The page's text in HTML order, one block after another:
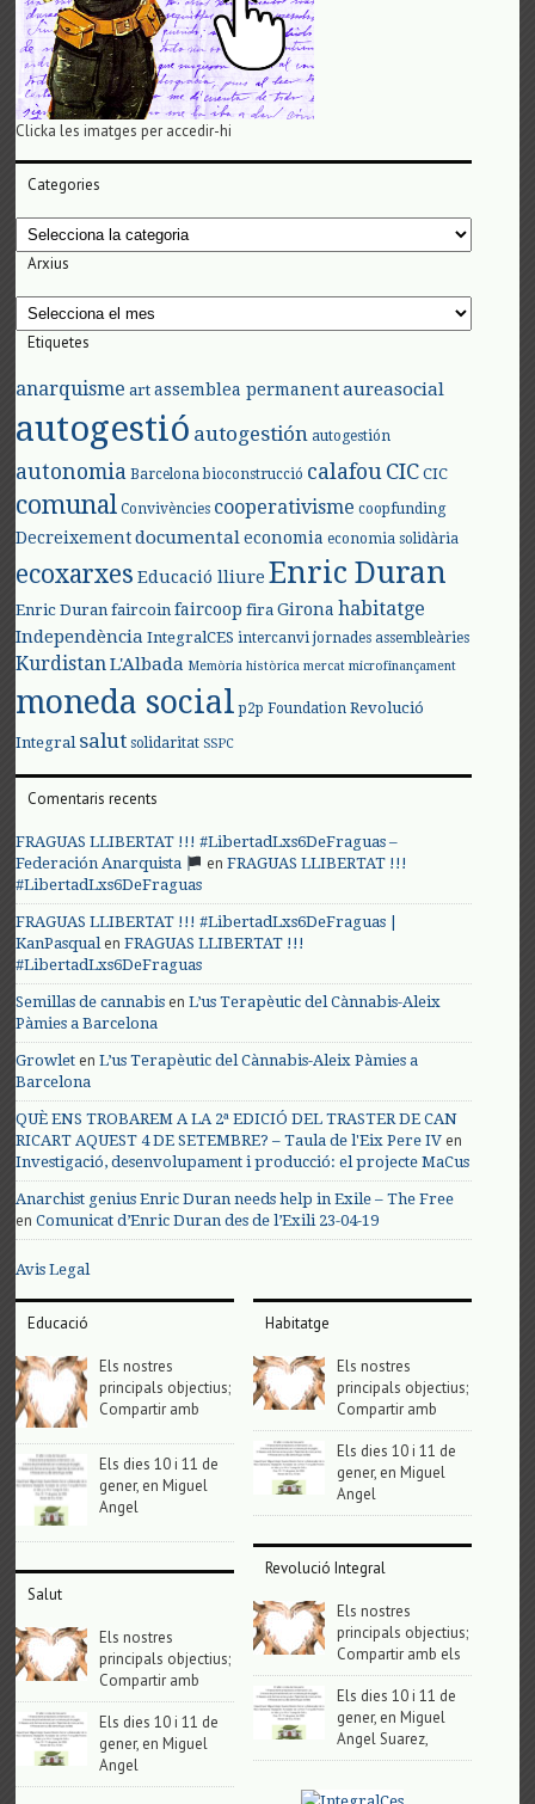
Clicka les imatges per accedir-hi
Categories
Categories
Arxius
Arxius
Etiquetes
anarquisme art assemblea permanent aureasocial
autogestió autogestión autogestión
autonomia Barcelona bioconstrucció calafouCIC CIC
comunal Convivències cooperativisme coopfunding
Decreixement documental economia economia solidària
ecoxarxes Educació lliure Enric Duran
Enric Duran faircoin faircoop fira Girona habitatge
Independència IntegralCES intercanvi jornades assembleàries
KurdistanL'Albada Memòria històrica mercat microfinançament
moneda social p2p Foundation Revolució
Integral salut solidaritat SSPC
Comentaris recents
FRAGUAS LLIBERTAT !!! #LibertadLxs6DeFraguas –
Federación Anarquista
enFRAGUAS LLIBERTAT !!!
#LibertadLxs6DeFraguas
FRAGUAS LLIBERTAT !!! #LibertadLxs6DeFraguas |
KanPasqualenFRAGUAS LLIBERTAT !!!
#LibertadLxs6DeFraguas
Semillas de cannabis enL’us Terapèutic del Cànnabis-Aleix
Pàmies a Barcelona
Growlet enL’us Terapèutic del Cànnabis-Aleix Pàmies a
Barcelona
QUÈ ENS TROBAREM A LA 2ª EDICIÓ DEL TRASTER DE CAN
RICART AQUEST 4 DE SETEMBRE? – Taula de l'Eix Pere IV en
Investigació, desenvolupament i producció: el projecte MaCus
Anarchist genius Enric Duran needs help in Exile – The Free
enComunicat d’Enric Duran des de l’Exili 23-04-19
Avis Legal
Educació
Els nostres
principals objectius;
Compartir amb
Els dies 10 i 11 de
gener, en Miguel
Angel
Salut
Els nostres
principals objectius;
Compartir amb
Els dies 10 i 11 de
gener, en Miguel
Angel
Habitatge
Els nostres
principals objectius;
Compartir amb
Els dies 10 i 11 de
gener, en Miguel
Angel
Revolució Integral
Els nostres
principals objectius;
Compartir amb els
Els dies 10 i 11 de
gener, en Miguel
Angel Suarez,